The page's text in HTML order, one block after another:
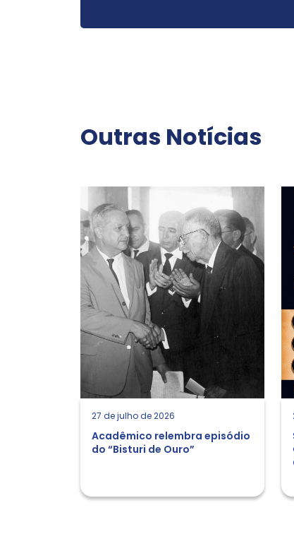
Outras Notícias
27 de julho de 2026
Acadêmico relembra episódio
do “Bisturi de Ouro”